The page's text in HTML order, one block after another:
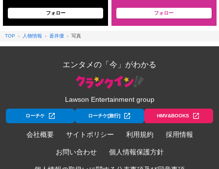
フォロー フォロー
TOP 人物情報 蒼井優 写真
エンタメの「今」がわかる
Lawson Entertainment group
ローチケ ローチケ[旅行] HMV&BOOKS
会社概要 サイトポリシー 利用規約 採用情報
お問い合わせ 個人情報保護方針